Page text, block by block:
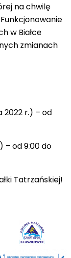
na chwilę
w Białce
zmianach
2022 r.) – od
– od 9:00 do
Tatrzańskiej!